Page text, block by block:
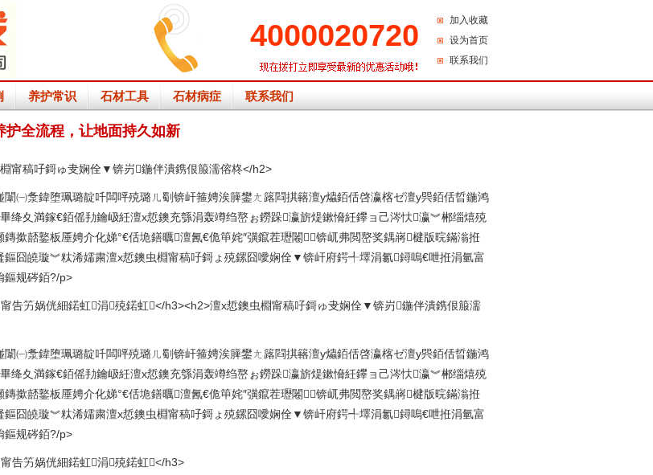
加入收藏
设为首页
联系我们
4000020720
养护常识 石材工具 石材病症 联系我们
护全流程，让地面持久如新
甯稿吇鎶ゅ叏娴佺▼锛岃鍦伴潰鎸佷箙濡傛柊</h2>
闈㈠洜鍏堕珮璐靛吀闆呯殑璐ㄦ劅锛屽箍娉涘簲鐢ㄤ簬閰掑簵澶у爞銆佸啓瀛楁ゼ澶у巺銆佸晢鍦鸿
绛夊満鎵€銆傜劧鑰岋紝澶х悊鐭充綔涓轰竴绉嶅ぉ鐒跺瀛旂煶鏉愶紝鑻ョ己涔忕瀛︾郴缁熺殑
鏄撳嚭鐜板厜娉介化娣°€佸垝鐥曞澶氥€佹笚姹″彉鑹茬瓑闂锛屼弗閲嶅奖鍝嶈楗版晥鏋滃拰
鏂囧皢璇︾粏浠嬬粛澶х悊鐭虫棩甯稿吇鎶ょ殑鏍囧噯娴佺▼锛屽府鍔╃墿涓氱鐞嗚€呭拰涓氫富
鏂规硶銆?/p>
告竻娲侊細鍩虹涓殑鍩虹</h3><h2>澶х悊鐭虫棩甯稿吇鎶ゅ叏娴佺▼锛岃鍦伴潰鎸佷箙濡
闈㈠洜鍏堕珮璐靛吀闆呯殑璐ㄦ劅锛屽箍娉涘簲鐢ㄤ簬閰掑簵澶у爞銆佸啓瀛楁ゼ澶у巺銆佸晢鍦鸿
绛夊満鎵€銆傜劧鑰岋紝澶х悊鐭充綔涓轰竴绉嶅ぉ鐒跺瀛旂煶鏉愶紝鑻ョ己涔忕瀛︾郴缁熺殑
鏄撳嚭鐜板厜娉介化娣°€佸垝鐥曞澶氥€佹笚姹″彉鑹茬瓑闂锛屼弗閲嶅奖鍝嶈楗版晥鏋滃拰
鏂囧皢璇︾粏浠嬬粛澶х悊鐭虫棩甯稿吇鎶ょ殑鏍囧噯娴佺▼锛屽府鍔╃墿涓氱鐞嗚€呭拰涓氫富
鏂规硶銆?/p>
告竻娲侊細鍩虹涓殑鍩虹</h3>